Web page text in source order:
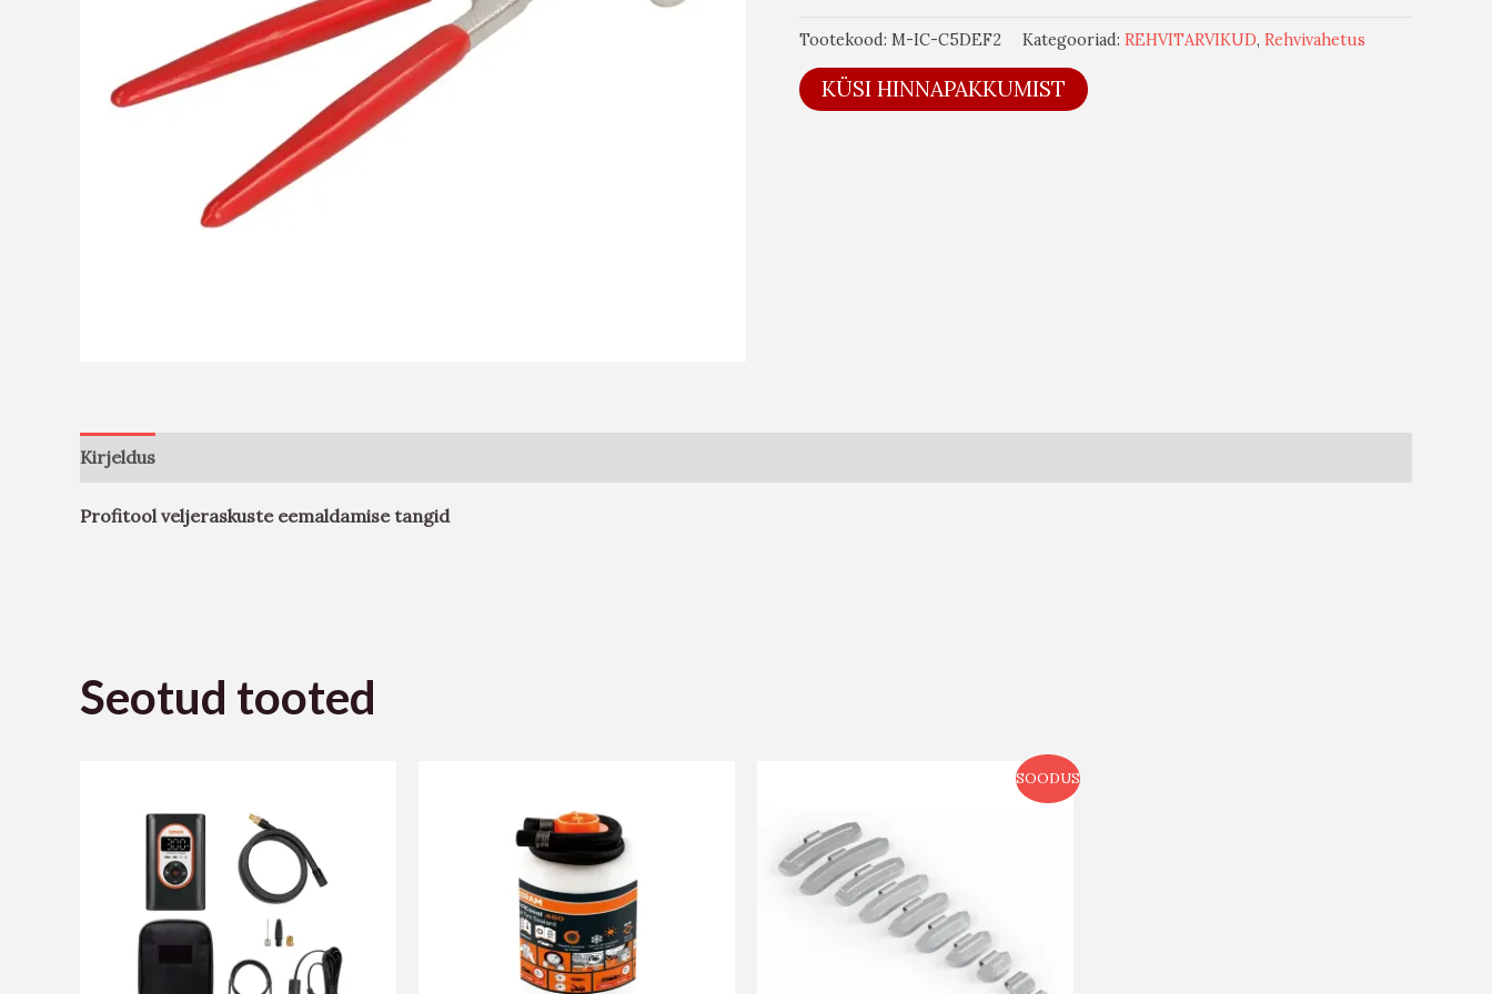
Tootekood: M-IC-C5DEF2 Kategooriad: REHVITARVIKUD, Rehvivahetus
KÜSI HINNAPAKKUMIST
Kirjeldus
Profitool veljeraskuste eemaldamise tangid
Seotud tooted
SOODUS